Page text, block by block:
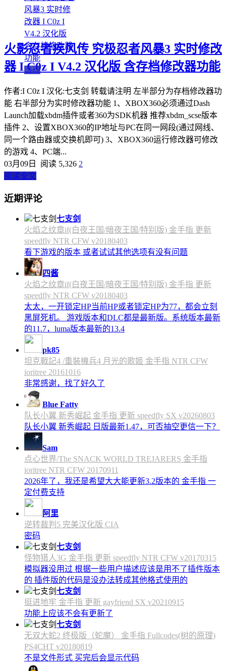
微软
火影忍者疾风传 究极忍者风暴3 实时修改
器 I C0z I V4.2 汉化版 含存档修改器功能
作者:I C0z I 汉化:七支剑 转载请注明 左半部分为存档修改器功
能 右半部分为实时修改器功能 1、XBOX360必须通过Dash
Launch加载xbdm插件或者360为SDK机器 推荐xbdm_scse版本
插件 2、设置XBOX360的IP地址与PC在同一网段(通过网线、
同一个路由器或交换机即可) 3、XBOX360运行修改器可修改
的游戏 4、PC端...
03月09日
阅读 5,326 2
阅读全文
近期评论
七支剑
火焰之纹章if(白夜王国/暗夜王国/特别版) 金手指 更新
speedfly NTR CFW v20180403
看下游戏的版本 或者试试其他选项有没有问题
四酱
火焰之纹章if(白夜王国/暗夜王国/特别版) 金手指 更新
speedfly NTR CFW v20180403
太太，一开锁定HP当前HP或者锁定HP为77，都会立刻
黑屏死机。 游戏版本和DLC都是最新版。系统版本最新
的11.7，luma版本最新的13.4
pk85
坦克戰記4 /重裝機兵4 月光的歌姬 金手指 NTR CFW
ioritree 20161016
非常感谢，找了好久了
Blue Fatty
队长小翼 新秀崛起 金手指 更新 speedfly SX v20260803
队长小翼 新秀崛起 日版最新1.47，可否抽空更信一下？
Sam
点心世界/The SNACK WORLD TREJARERS 金手指
ioritree NTR CFW 20170911
2026年了，我还是希望大大能更新3.2版本的 金手指 一
定付费支持
阿里
逆转裁判5 完美汉化版 CIA
密码
七支剑
怪物猎人3G 金手指 更新 speedfly NTR CFW v20170315
模拟器没用过 根据一些用户描述应该是用不了插件版本
的 插件版的代码是没办法转成其他格式使用的
七支剑
挺进地牢 金手指 更新 gayfriend SX v20210915
功能上应该不会有更新了
七支剑
无双大蛇2 终极版（蛇魔） 金手指 Fullcodes(树的原理)
PS4CHT v20180819
不是文件形式 买完后会显示代码